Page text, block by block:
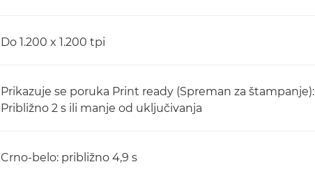
Do 1.200 x 1.200 tpi
Prikazuje se poruka Print ready (Spreman za štampanje):
Približno 2 s ili manje od uključivanja
Crno-belo: približno 4,9 s